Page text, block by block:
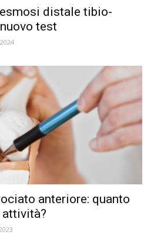
distale tibio-
test
anteriore: quanto